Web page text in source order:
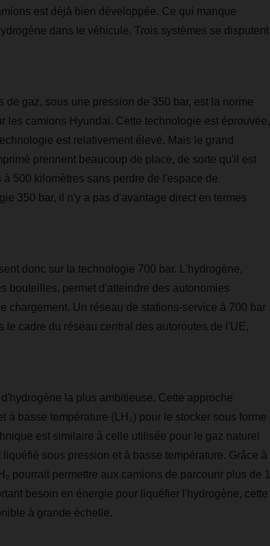
est déjà bien développée. Ce qui manque
dans le véhicule. Trois systèmes se disputent
de gaz, sous une pression de 350 bar, est la norme
les camions Hyundai. Cette technologie est éprouvée,
est relativement élevé. Mais le grand
prennent beaucoup de place, de sorte qu'il est
500 kilomètres sans perdre de l'espace de
350 bar, il n'y a pas d'avantage direct en termes
donc sur la technologie 700 bar. L'hydrogène,
bouteilles, permet d'atteindre des autonomies
chargement. Un réseau de stations-service à 700 bar
cadre du réseau central des autoroutes de l'UE,
la plus ambitieuse. Cette approche
basse température (LH₂) pour le stocker sous forme
est similaire à celle utilisée pour le gaz naturel
sous pression et à basse température. Grâce à
pourrait permettre aux camions de parcourir plus de 1
besoin en énergie pour liquéfier l'hydrogène, cette
à grande échelle.